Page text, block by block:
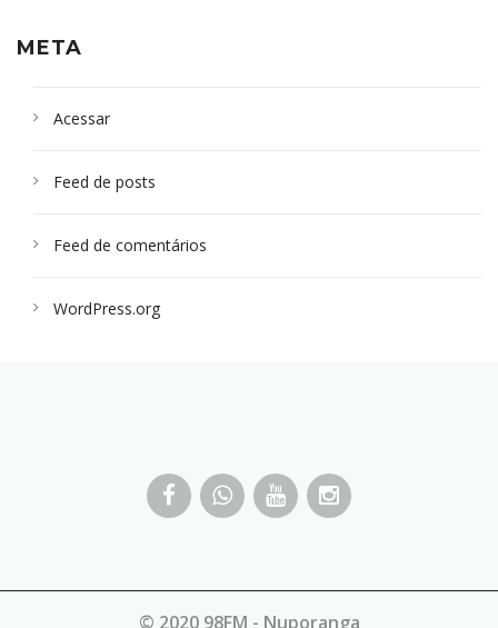
META
Acessar
Feed de posts
Feed de comentários
WordPress.org
© 2020 98FM - Nuporanga